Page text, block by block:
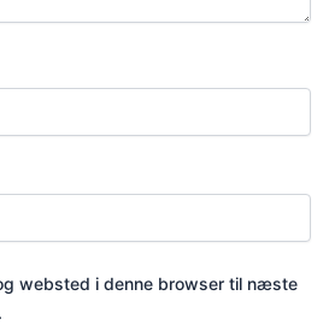
websted i denne browser til næste